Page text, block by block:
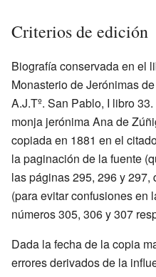
Criterios de edición
Biografía conservada en el
Monasterio de Jerónimas
A.J.Tº. San Pablo, I libro
monja jerónima Ana de
copiada en 1881 en el
la paginación de la fuente
las páginas 295, 296 y
(para evitar confusiones en
números 305, 306 y 307
Dada la fecha de la copia
errores derivados de la